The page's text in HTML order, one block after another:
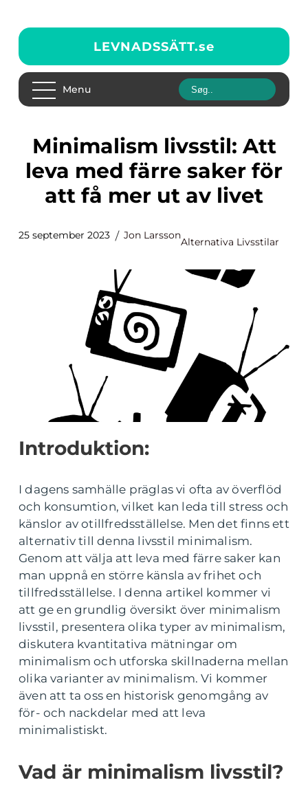
LEVNADSSÄTT.se
Menu
Minimalism livsstil: Att
leva med färre saker för
att få mer ut av livet
25 september 2023 Jon Larsson
Alternativa Livsstilar
Introduktion:
I dagens samhälle präglas vi ofta av överflöd
och konsumtion, vilket kan leda till stress och
känslor av otillfredsställelse. Men det finns ett
alternativ till denna livsstil minimalism.
Genom att välja att leva med färre saker kan
man uppnå en större känsla av frihet och
tillfredsställelse. I denna artikel kommer vi
att ge en grundlig översikt över minimalism
livsstil, presentera olika typer av minimalism,
diskutera kvantitativa mätningar om
minimalism och utforska skillnaderna mellan
olika varianter av minimalism. Vi kommer
även att ta oss en historisk genomgång av
för- och nackdelar med att leva
minimalistiskt.
Vad är minimalism livsstil?